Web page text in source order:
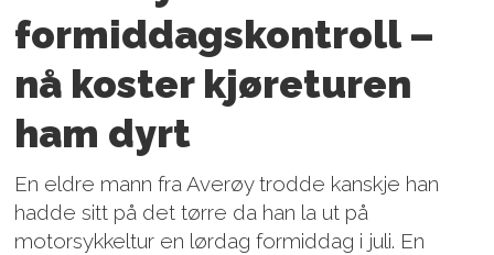
formiddagskontroll –
nå koster kjøreturen
ham dyrt
En eldre mann fra Averøy trodde kanskje han
hadde sitt på det tørre da han la ut på
motorsykkeltur en lørdag formiddag i juli. En